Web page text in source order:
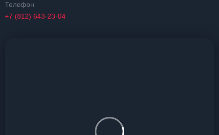
Телефон
+7 (812) 643-23-04